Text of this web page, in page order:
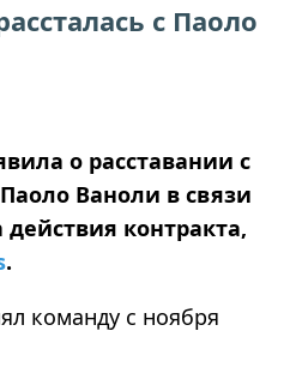
с Паоло
о расставании с
Ваноли в связи
контракта,
.
команду с ноября